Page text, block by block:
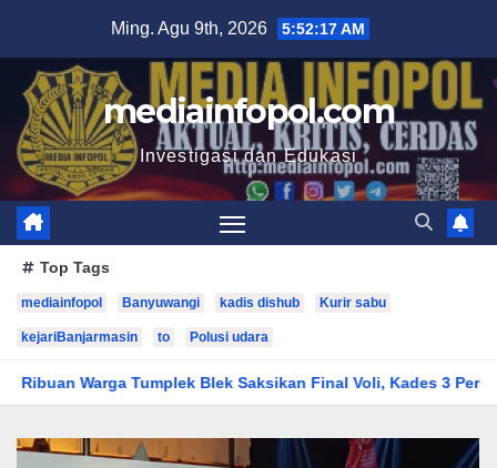
content
Ming. Agu 9th, 2026 5:52:19 AM
mediainfopol.com
Investigasi dan Edukasi
Top Tags
mediainfopol Banyuwangi kadis dishub Kurir sabu
kejariBanjarmasin to Polusi udara
Saksikan Final Voli, Kades 3 Periode Dipuji Setinggi Langit